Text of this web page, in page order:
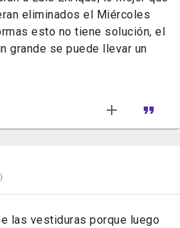
eliminados el Miércoles
esto no tiene solución, el
grande se puede llevar un
las vestiduras porque luego